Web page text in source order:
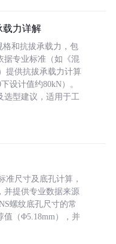
载力详解
格和抗拔承载力，包
据专业标准（如《混
提供抗拔承载力计算
设计值约80kN）。
选型建议，适用于工
准尺寸及底孔计算，
并提供专业数据来源
螺纹底孔尺寸的常
值（Φ5.18mm），并